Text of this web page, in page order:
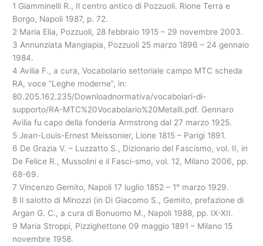
1 Giamminelli R., Il centro antico di Pozzuoli. Rione Terra e
Borgo, Napoli 1987, p. 72.
2 Maria Elia, Pozzuoli, 28 febbraio 1915 – 29 novembre 2003.
3 Annunziata Mangiapia, Pozzuoli 25 marzo 1896 – 24 gennaio
1984.
4 Avilia F., a cura, Vocabolario settoriale campo MTC scheda
RA, voce “Leghe moderne”, in:
80.205.162.235/Downloadnormativa/vocabolari-di-
supporto/RA-MTC%20Vocabolario%20Metalli.pdf. Gennaro
Avilia fu capo della fonderia Armstrong dal 27 marzo 1925.
5 Jean-Louis-Ernest Meissonier, Lione 1815 – Parigi 1891.
6 De Grazia V. – Luzzatto S., Dizionario del Fascismo, vol. II, in
De Felice R., Mussolini e il Fasci-smo, vol. 12, Milano 2006, pp.
68-69.
7 Vincenzo Gemito, Napoli 17 luglio 1852 – 1° marzo 1929.
8 Il salotto di Minozzi (in Di Giacomo S., Gemito, prefazione di
Argan G. C., a cura di Bonuomo M., Napoli 1988, pp. IX-XII.
9 Maria Stroppi, Pizzighettone 09 maggio 1891 – Milano 15
novembre 1958.